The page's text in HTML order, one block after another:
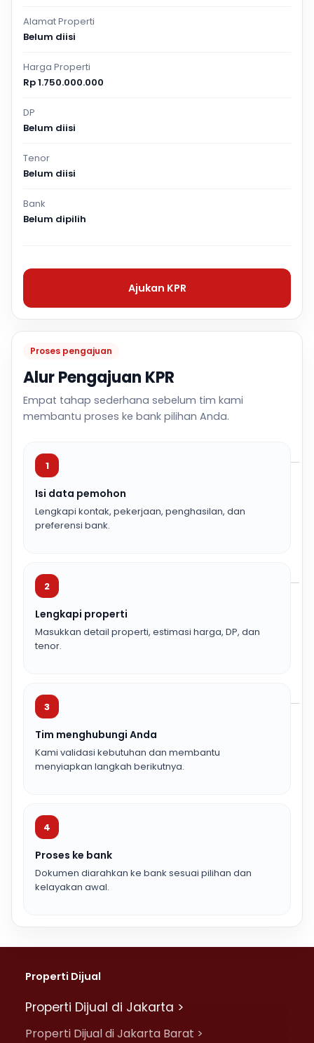
Proses pengajuan
Alur Pengajuan KPR
Empat tahap sederhana sebelum tim kami
membantu proses ke bank pilihan Anda.
1
Isi data pemohon
Lengkapi kontak, pekerjaan, penghasilan, dan
preferensi bank.
2
Lengkapi properti
Masukkan detail properti, estimasi harga, DP, dan
tenor.
3
Tim menghubungi Anda
Kami validasi kebutuhan dan membantu
menyiapkan langkah berikutnya.
4
Proses ke bank
Dokumen diarahkan ke bank sesuai pilihan dan
kelayakan awal.
Alamat Properti
Belum diisi
Harga Properti
Rp 1.750.000.000
DP
Belum diisi
Tenor
Belum diisi
Bank
Belum dipilih
Ajukan KPR
Properti Dijual
Properti Dijual di Jakarta >
Properti Dijual di Jakarta Barat >